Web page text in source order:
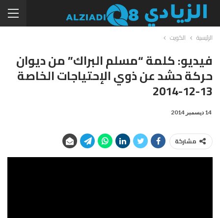
الرئيسية الكويت
فيديو: كلمة “مسلم البراك” من ديوان
حركة حشد عن ذوي الإحتياجات الخاصة
13-12-2014
14 ديسمبر 2014
مشاركة